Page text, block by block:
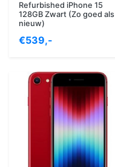
Refurbished iPhone 15
128GB Zwart (Zo goed als
nieuw)
€539,-